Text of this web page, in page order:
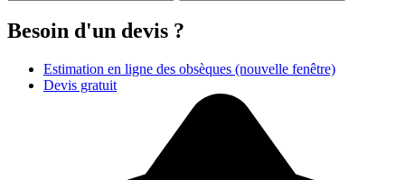
Besoin d'un devis ?
Estimation en ligne des obsèques (nouvelle fenêtre)
Devis gratuit